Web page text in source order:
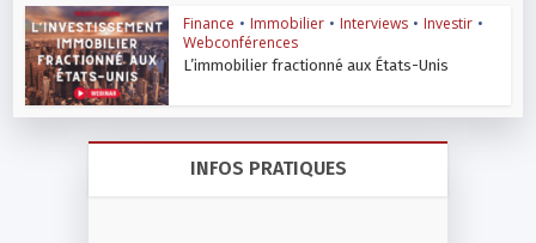
Finance • Immobilier • Interviews • Investir •
Webconférences
L’immobilier fractionné aux États-Unis
INFOS PRATIQUES